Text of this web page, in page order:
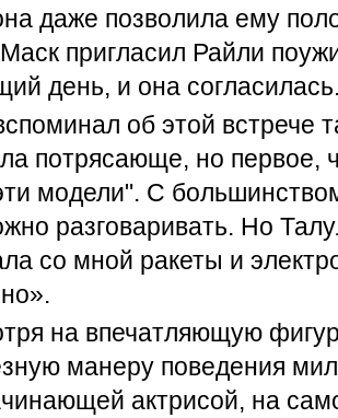
даже позволила ему
пригласил Райли
день, и она
об этой встрече
потрясающе, но первое,
модели". С
разговаривать. Но
со мной ракеты и
на впечатляющую
манеру поведения
актрисой, на